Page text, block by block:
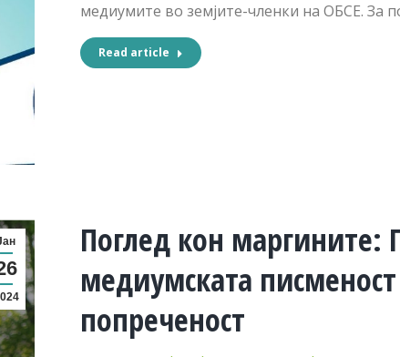
медиумите во земјите-членки на ОБСЕ. За
Read article
Поглед кон маргините:
медиумската
попреченост